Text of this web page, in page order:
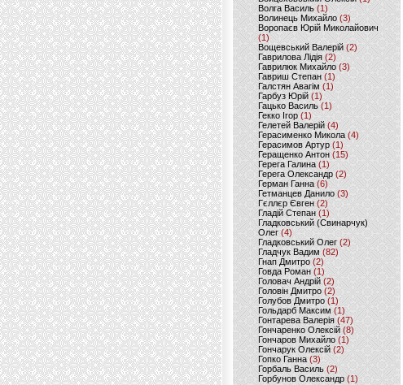
Волга Василь (1)
Волинець Михайло (3)
Воропаєв Юрій Миколайович
(1)
Вощевський Валерій(2)
Гаврилова Лідія (2)
Гаврилюк Михайло (3)
Гавриш Степан (1)
Галстян Авагім (1)
Гарбуз Юрій (1)
Гацько Василь (1)
Гекко Ігор(1)
Гелетей Валерій (4)
Герасименко Микола (4)
Герасимов Артур (1)
Геращенко Антон(15)
Герега Галина (1)
Герега Олександр (2)
Герман Ганна (6)
Гетманцев Данило (3)
Гєллєр Євген (2)
Гладій Степан(1)
Гладковський (Свинарчук)
Олег (4)
Гладковський Олег (2)
Гладчук Вадим (82)
Гнап Дмитро (2)
Говда Роман(1)
Головач Андрій (2)
Головін Дмитро (2)
Голубов Дмитро (1)
Гольдарб Максим(1)
Гонтарева Валерія (47)
Гончаренко Олексій(8)
Гончаров Михайло (1)
Гончарук Олексій (2)
Гопко Ганна (3)
Горбаль Василь (2)
Горбунов Олександр (1)